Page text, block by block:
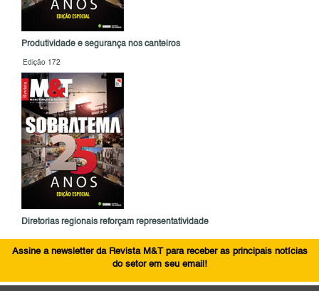
Produtividade e segurança nos canteiros
Edição 172
Diretorias regionais reforçam representatividade
Assine a newsletter da Revista M&T para receber as principais notícias
do setor em seu email!